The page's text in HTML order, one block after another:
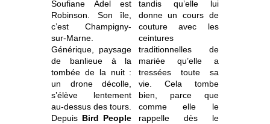
Soufiane Adel est
Robinson. Son île,
c’est Champigny-
sur-Marne.
Générique, paysage
de banlieue à la
tombée de la nuit :
un drone décolle,
s’élève lentement
au-dessus des tours.
Depuis Bird People
tandis qu’elle lui
donne un cours de
couture avec les
ceintures
traditionnelles de
mariée qu’elle a
tressées toute sa
vie. Cela tombe
bien, parce que
comme elle le
rappelle dès le